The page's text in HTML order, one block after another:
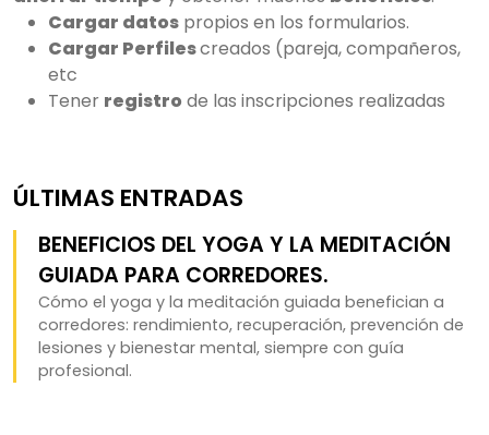
Cargar datos propios en los formularios.
Cargar Perfilescreados (pareja, compañeros,
etc
Tener registro de las inscripciones realizadas
ÚLTIMAS ENTRADAS
BENEFICIOS DEL YOGA Y LA MEDITACIÓN
GUIADA PARA CORREDORES.
Cómo el yoga y la meditación guiada benefician a
corredores: rendimiento, recuperación, prevención de
lesiones y bienestar mental, siempre con guía
profesional.